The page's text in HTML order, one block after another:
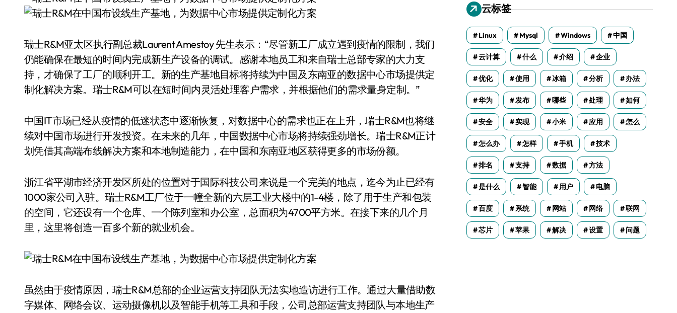
瑞士R&M亚太区执行副总裁Laurent Amestoy 先生表示：“尽管新工厂成立遇到疫情的限制，我们
仍能确保在最短的时间内完成新生产设备的调试。感谢本地员工和来自瑞士总部专家的大力支
持，才确保了工厂的顺利开工。新的生产基地目标将持续为中国及东南亚的数据中心市场提供定
制化解决方案。瑞士R&M可以在短时间内灵活处理客户需求，并根据他们的需求量身定制。”
中国IT市场已经从疫情的低迷状态中逐渐恢复，对数据中心的需求也正在上升，瑞士R&M也将继
续对中国市场进行开发投资。在未来的几年，中国数据中心市场将持续强劲增长。瑞士R&M正计
划凭借其高端布线解决方案和本地制造能力，在中国和东南亚地区获得更多的市场份额。
浙江省平湖市经济开发区所处的位置对于国际科技公司来说是一个完美的地点，迄今为止已经有
1000家公司入驻。瑞士R&M工厂位于一幢全新的六层工业大楼中的1-4楼，除了用于生产和包装
的空间，它还设有一个仓库、一个陈列室和办公室，总面积为4700平方米。在接下来的几个月
里，这里将创造一百多个新的就业机会。
虽然由于疫情原因，瑞士R&M总部的企业运营支持团队无法实地造访进行工作。通过大量借助数
字媒体、网络会议、运动摄像机以及智能手机等工具和手段，公司总部运营支持团队与本地生产
云标签
Linux Mysql Windows 中国
云计算 什么 介绍 企业
优化 使用 冰箱 分析 办法
华为 发布 哪些 处理 如何
安全 实现 小米 应用 怎么
怎么办 怎样 手机 技术
排名 支持 数据 方法
是什么 智能 用户 电脑
百度 系统 网站 网络 联网
芯片 苹果 解决 设置 问题